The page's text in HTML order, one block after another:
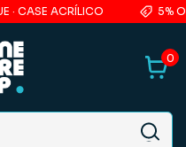
CASE ACRÍLICO 5%
0